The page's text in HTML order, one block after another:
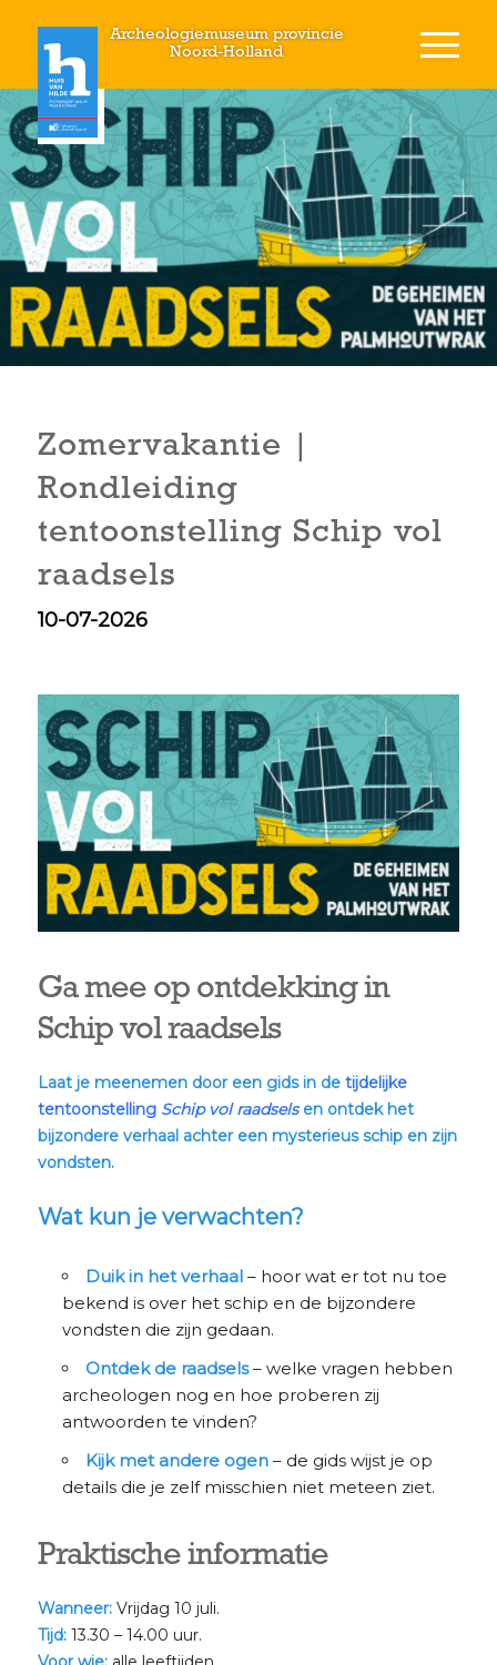
Archeologiemuseum provincie
Noord-Holland
Zomervakantie |
Rondleiding
tentoonstelling Schip vol
raadsels
10-07-2026
Ga mee op ontdekking in
Schip vol raadsels
Laat je meenemen door een gids in de tijdelijke
tentoonstellingSchip vol raadselsen ontdek het
bijzondere verhaal achter een mysterieus schip en zijn
vondsten.
Wat kun je verwachten?
Duik in het verhaal– hoor wat er tot nu toe
bekend is over het schip en de bijzondere
vondsten die zijn gedaan.
Ontdek de raadsels– welke vragen hebben
archeologen nog en hoe proberen zij
antwoorden te vinden?
Kijk met andere ogen– de gids wijst je op
details die je zelf misschien niet meteen ziet.
Praktische informatie
Wanneer:Vrijdag 10 juli.
Tijd:13.30 – 14.00 uur.